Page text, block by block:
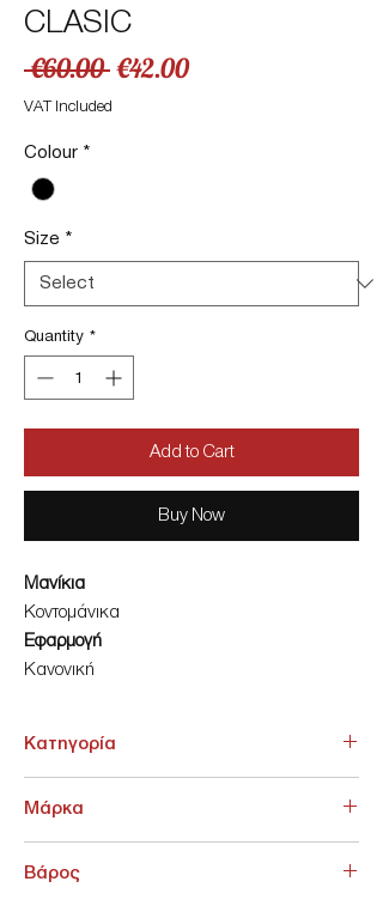
CLASIC
€60.00 Regular
Price
€42.00Sale
VAT Included
Colour *
Size *
Quantity *
Add to Cart
Buy Now
Μανίκια
Κοντομάνικα
Εφαρμογή
Κανονική
Κατηγορία
Μάρκα
Βάρος